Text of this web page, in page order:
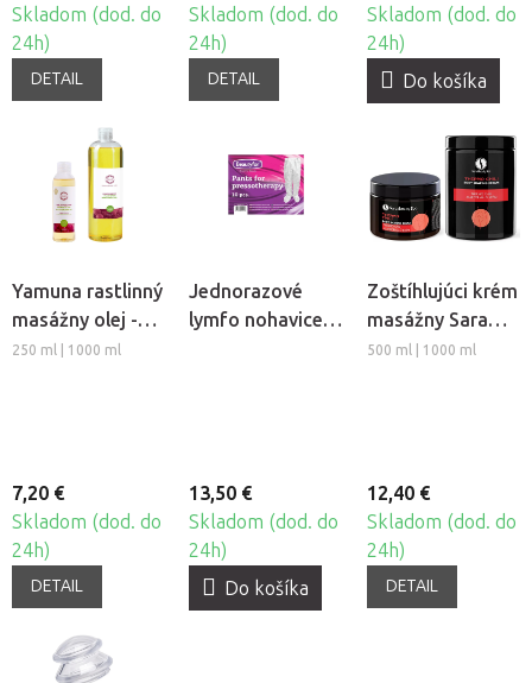
Skladom (dod. do
24h)
DETAIL
Skladom (dod. do
24h)
DETAIL
Skladom (dod. do
24h)
Do košíka
Yamuna rastlinný
masážny olej -
Hrozno
250 ml | 1000 ml
7,20 €
Skladom (dod. do
24h)
DETAIL
Jednorazové
lymfo nohavice z
13,50 €
Skladom (dod. do
24h)
Do košíka
Zoštíhlujúci krém
masážny Sara
Beauty Spa -
500 ml | 1000 ml
12,40 €
Skladom (dod. do
24h)
DETAIL